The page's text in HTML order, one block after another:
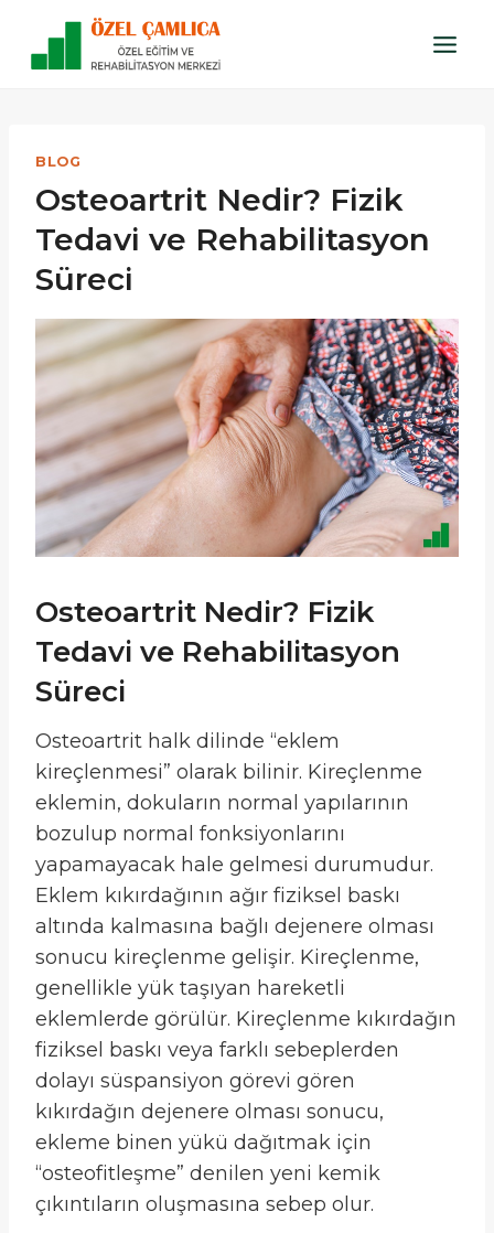
content
BLOG
Osteoartrit Nedir? Fizik
Tedavi ve Rehabilitasyon
Süreci
Osteoartrit Nedir? Fizik
Tedavi ve Rehabilitasyon
Süreci
Osteoartrit halk dilinde “eklem
kireçlenmesi” olarak bilinir. Kireçlenme
eklemin, dokuların normal yapılarının
bozulup normal fonksiyonlarını
yapamayacak hale gelmesi durumudur.
Eklem kıkırdağının ağır fiziksel baskı
altında kalmasına bağlı dejenere olması
sonucu kireçlenme gelişir. Kireçlenme,
genellikle yük taşıyan hareketli
eklemlerde görülür. Kireçlenme kıkırdağın
fiziksel baskı veya farklı sebeplerden
dolayı süspansiyon görevi gören
kıkırdağın dejenere olması sonucu,
ekleme binen yükü dağıtmak için
“osteofitleşme” denilen yeni kemik
çıkıntıların oluşmasına sebep olur.